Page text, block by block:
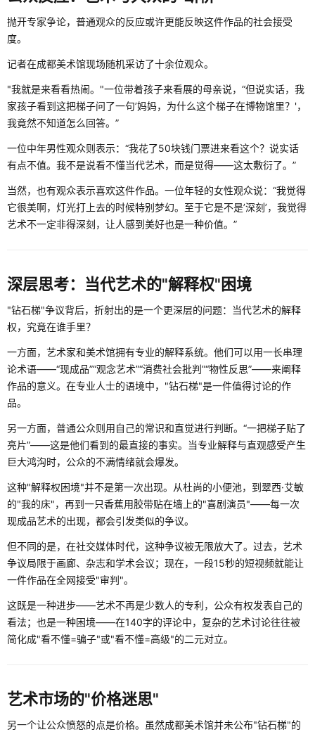
抛开专家争论，普通观众的反应或许更能反映这件作品的社会接受
度。
记者在成都美术馆现场随机采访了十余位观众。
"我就是来看看热闹。"一位带着孩子来看展的母亲说，“但说实话，我
家孩子看到这把梯子问了一句’妈妈，为什么这个梯子在博物馆里？'，
我竟然不知道怎么回答。”
一位中年男性观众则表示：“我花了50块钱门票进来看这个？说实话
有点不值。我不是说看不懂当代艺术，而是觉得——这太敷衍了。”
当然，也有观众表示喜欢这件作品。一位年轻的女性观众说：“我觉得
它很美啊，灯光打上去的时候特别梦幻。至于它是不是’深刻’，我觉得
艺术不一定非得深刻，让人感到美好也是一种价值。”
深层思考：当代艺术的"解释权"困境
"钻石梯"争议背后，折射出的是一个更深层的问题：当代艺术的解释
权，究竟在谁手里？
一方面，艺术家和美术馆拥有专业的解释系统。他们可以用一长串理
论术语——“现成品”“观念艺术”“消费社会批判”“物性反思”——来阐释
作品的意义。在专业人士的语境中，"钻石梯"是一件值得讨论的作
品。
另一方面，普通公众则用自己的常识和直觉进行判断。“一把梯子贴了
亮片”——这是他们看到的最直接的事实。当专业解释与直观感受产生
巨大鸿沟时，公众的不满情绪就会爆发。
这种"解释权困境"并不是第一次出现。从杜尚的小便池，到翠西·艾敏
的"我的床"，再到一只香蕉用胶带贴在墙上的"喜剧演员"——每一次
现成品艺术的出现，都会引发类似的争议。
但不同的是，在社交媒体时代，这种争议被无限放大了。过去，艺术
争议局限于画廊、杂志和学术会议；现在，一段15秒的短视频就能让
一件作品在全网接受"审判"。
这既是一种进步——艺术不再是少数人的专利，公众有权发表自己的
看法；也是一种困境——在140字的评论中，复杂的艺术讨论往往被
简化成"看不懂=骗子"或"看不懂=高级"的二元对立。
艺术市场的"价格迷思"
另一个让公众愤怒的点是价格。虽然成都美术馆并未公布"钻石梯"的